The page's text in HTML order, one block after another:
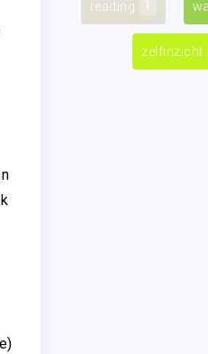
reading 1
zelfinzicht